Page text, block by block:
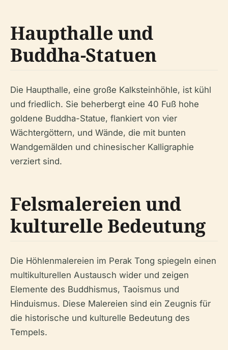
Haupthalle und
Buddha-Statuen
Die Haupthalle, eine große Kalksteinhöhle, ist kühl
und friedlich. Sie beherbergt eine 40 Fuß hohe
goldene Buddha-Statue, flankiert von vier
Wächtergöttern, und Wände, die mit bunten
Wandgemälden und chinesischer Kalligraphie
verziert sind.
Felsmalereien und
kulturelle Bedeutung
Die Höhlenmalereien im Perak Tong spiegeln einen
multikulturellen Austausch wider und zeigen
Elemente des Buddhismus, Taoismus und
Hinduismus. Diese Malereien sind ein Zeugnis für
die historische und kulturelle Bedeutung des
Tempels.